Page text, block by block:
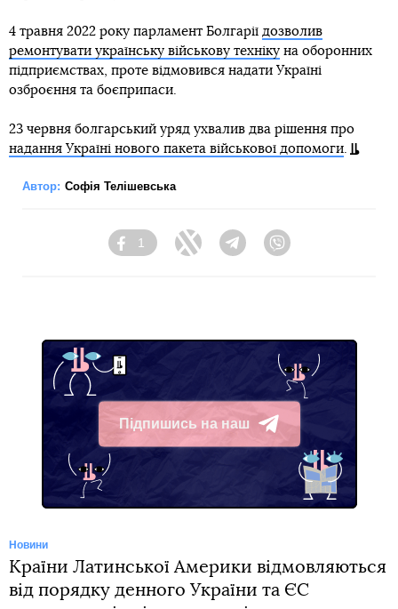
4 травня 2022 року парламент Болгарії дозволив
ремонтувати українську військову техніку на оборонних
підприємствах, проте відмовився надати Україні
озброєння та боєприпаси.
23 червня болгарський уряд ухвалив два рішення про
надання Україні нового пакета військової допомоги.
Автор: Софія Телішевська
Facebook
1
Twitter TelegramViber
Підпишись на наш
Telegram
Новини
Країни Латинської Америки відмовляються
від порядку денного України та ЄС